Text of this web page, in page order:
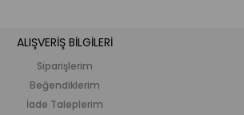
ALIŞVERİŞ BİLGİLERİ
Siparişlerim
Beğendiklerim
İade Taleplerim